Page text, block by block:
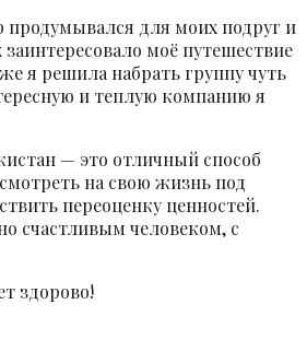
продумывался для моих подруг и
моё путешествие
я решила набрать группу чуть
и теплую компанию я
— это отличный способ
на свою жизнь под
переоценку ценностей.
счастливым человеком, с
здорово!